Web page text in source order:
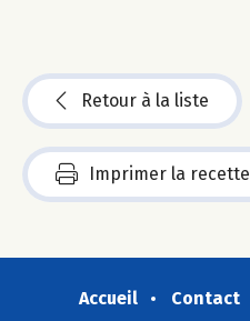
Retour à la liste
Imprimer la recette
Accueil Contact